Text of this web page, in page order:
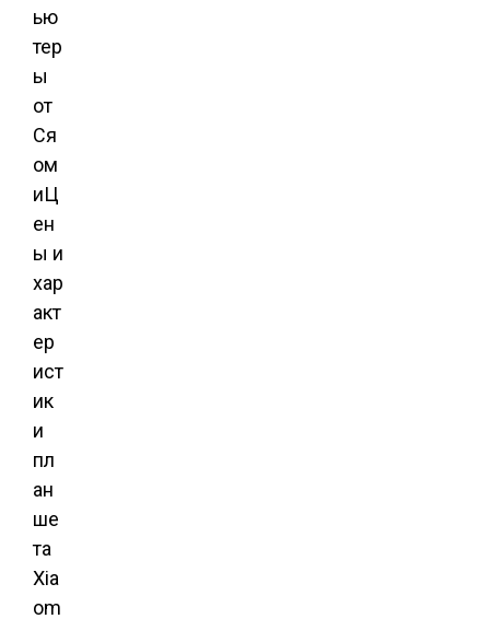
ью
тер
ы
от
Ся
ом
иЦ
ен
ы и
хар
акт
ер
ист
ик
и
пл
ан
ше
та
Xia
om